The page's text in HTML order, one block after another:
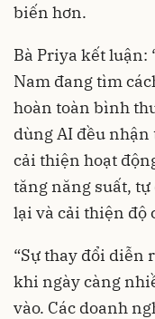
biến hơn.
Bà Priya kết luận:
Nam đang tìm
hoàn toàn bình
dùng AI đều
cải thiện hoạt
tăng năng suất, tự
lại và cải thiện độ
“Sự thay đổi diễn
khi ngày càng
vào. Các doanh